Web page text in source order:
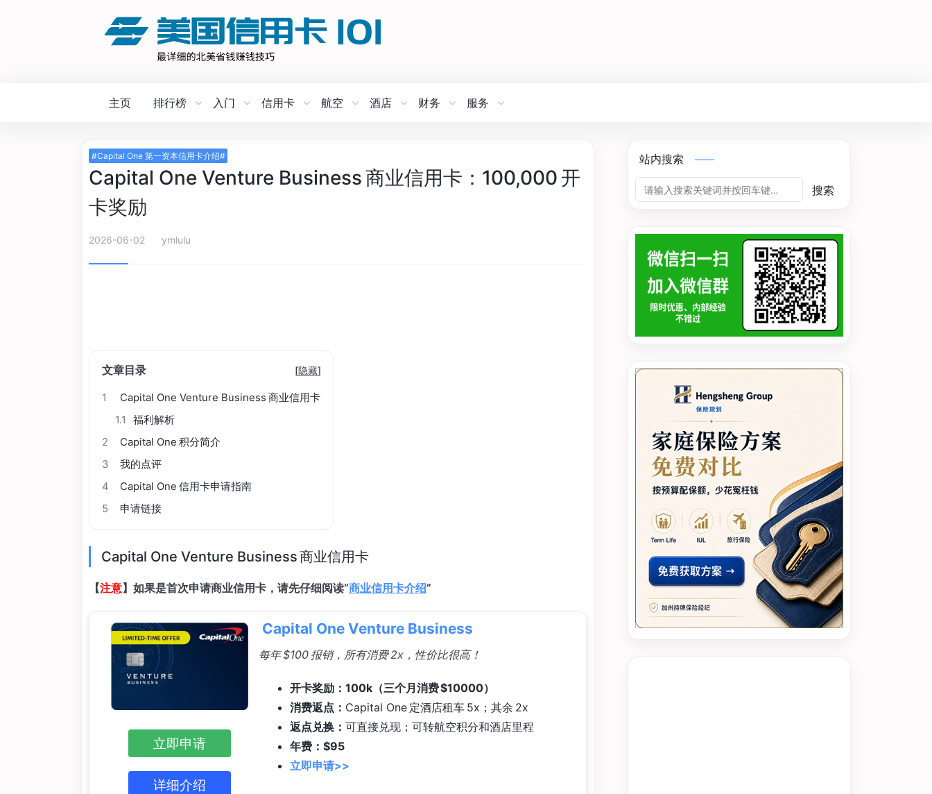
主页 排行榜 入门 信用卡 航空 酒店 财务 服务
#Capital One 第一资本信用卡介绍#
Capital One Venture Business 商业信用卡：100,000 开
卡奖励
2026-06-02 ymlulu
文章目录 [隐藏]
1
Capital One Venture Business 商业信用卡
1.1
福利解析
2
Capital One 积分简介
3
我的点评
4
Capital One 信用卡申请指南
5
申请链接
Capital One Venture Business 商业信用卡
【注意】如果是首次申请商业信用卡，请先仔细阅读“商业信用卡介绍”
立即申请
详细介绍
Capital One Venture Business
每年 $100 报销，所有消费 2x，性价比很高！
开卡奖励：100k（三个月消费 $10000）
消费返点： Capital One 定酒店租车 5x；其余 2x
返点兑换： 可直接兑现；可转航空积分和酒店里程
年费：$95
立即申请>>
站内搜索
搜索